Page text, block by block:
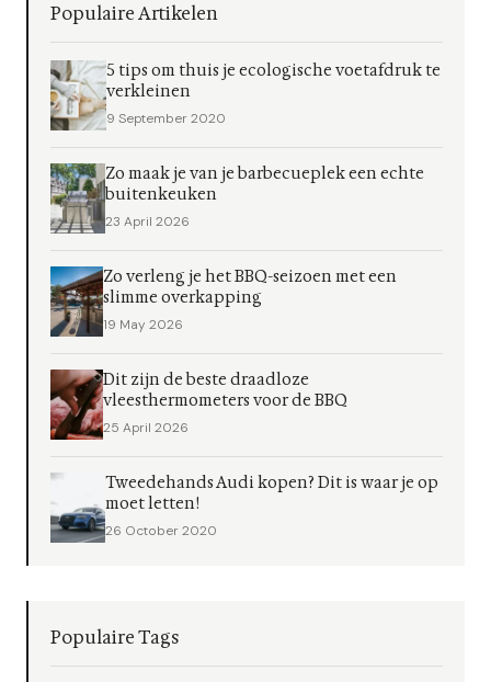
Populaire Artikelen
5 tips om thuis je ecologische voetafdruk te
verkleinen
9 September 2020
Zo maak je van je barbecueplek een echte
buitenkeuken
23 April 2026
Zo verleng je het BBQ-seizoen met een
slimme overkapping
19 May 2026
Dit zijn de beste draadloze
vleesthermometers voor de BBQ
25 April 2026
Tweedehands Audi kopen? Dit is waar je op
moet letten!
26 October 2020
Populaire Tags